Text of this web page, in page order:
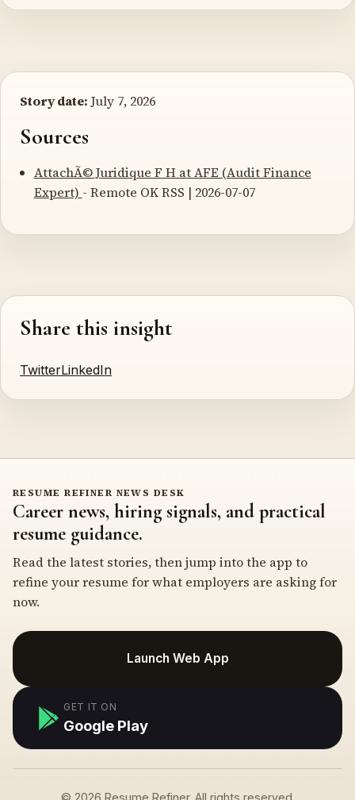
Story date: July 7, 2026
Sources
AttachÃ© Juridique F H at AFE (Audit Finance
Expert) - Remote OK RSS | 2026-07-07
Share this insight
TwitterLinkedIn
RESUME REFINER NEWS DESK
Career news, hiring signals, and practical
resume guidance.
Read the latest stories, then jump into the app to
refine your resume for what employers are asking for
now.
Launch Web App
GET IT ON
Google Play
© 2026 Resume Refiner. All rights reserved.